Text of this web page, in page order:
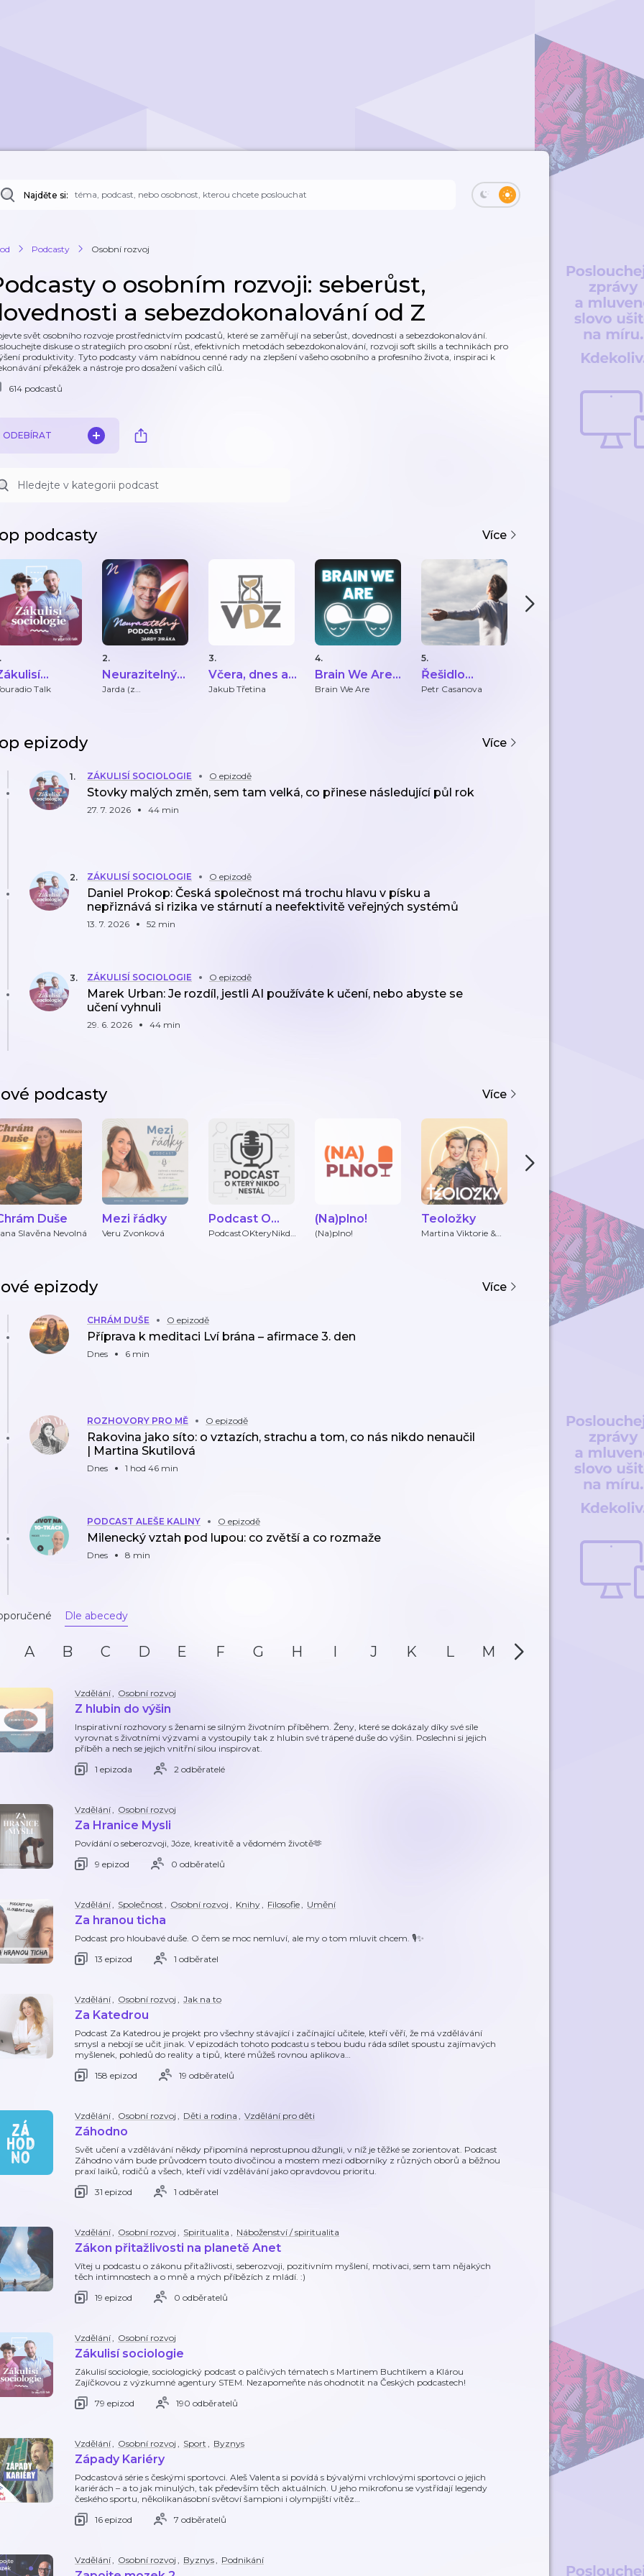
Najděte si:
Podcasty Osobní rozvoj
o osobním rozvoji: seberůst,
a sebezdokonalování od Z
svět osobního rozvoje prostřednictvím podcastů, které se zaměřují na seberůst, dovednosti a sebezdokonalování.
diskuse o strategiích pro osobní růst, efektivních metodách sebezdokonalování, rozvoji soft skills a technikách pro
produktivity. Tyto podcasty vám nabídnou cenné rady na zlepšení vašeho osobního a profesního života, inspiraci k
překážek a nástroje pro dosažení vašich cílů.
614 podcastů
ODEBÍRAT
podcasty Více
Talk
2.
Neurazitelný
podcast Jardy
Jarda (z
3.
Včera, dnes a
zítra
Jakub Třetina
4.
Brain We Are
CZ
Brain We Are
5.
Řešidlo
FirstClass.cz
Petr Casanova
epizody Více
1. ZÁKULISÍ SOCIOLOGIE O epizodě
Stovky malých změn, sem tam velká, co přinese následující půl rok
27. 7. 2026 44 min
2. ZÁKULISÍ SOCIOLOGIE O epizodě
Daniel Prokop: Česká společnost má trochu hlavu v písku a
nepřiznává si rizika ve stárnutí a neefektivitě veřejných systémů
13. 7. 2026 52 min
3. ZÁKULISÍ SOCIOLOGIE O epizodě
Marek Urban: Je rozdíl, jestli AI používáte k učení, nebo abyste se
učení vyhnuli
29. 6. 2026 44 min
podcasty Více
Duše
Slavěna Nevolná
Mezi řádky
Veru Zvonková
Podcast O
Který Nikdo
PodcastOKteryNikdo
(Na)plno!
(Na)plno!
Teoložky
Martina Viktorie &
Zorya Blue:
podcastová
série o
sebevědomí
NAPLNO
Zorya Blue
epizody Více
CHRÁM DUŠE O epizodě
Příprava k meditaci Lví brána – afirmace 3. den
Dnes 6 min
ROZHOVORY PRO MĚ O epizodě
Rakovina jako síto: o vztazích, strachu a tom, co nás nikdo nenaučil
| Martina Skutilová
Dnes 1 hod 46 min
PODCAST ALEŠE KALINY O epizodě
Milenecký vztah pod lupou: co zvětší a co rozmaže
Dnes 8 min
Dle abecedy
A B C D E F G H I J K L M N
Vzdělání, Osobní rozvoj
Z hlubin do výšin
Inspirativní rozhovory s ženami se silným životním příběhem. Ženy, které se dokázaly díky své síle
vyrovnat s životními výzvami a vystoupily tak z hlubin své trápené duše do výšin. Poslechni si jejich
příběh a nech se jejich vnitřní silou inspirovat.
1 epizoda
2 odběratelé
Vzdělání, Osobní rozvoj
Za Hranice Mysli
Povídání o seberozvoji, Józe, kreativitě a vědomém životě🫶
9 epizod
0 odběratelů
Vzdělání, Společnost , Osobní rozvoj , Knihy, Filosofie, Umění
Za hranou ticha
Podcast pro hloubavé duše. O čem se moc nemluví, ale my o tom mluvit chcem. 🎙️✨
13 epizod
1 odběratel
Vzdělání, Osobní rozvoj , Jak na to
Za Katedrou
Podcast Za Katedrou je projekt pro všechny stávající i začínající učitele, kteří věří, že má vzdělávání
smysl a nebojí se učit jinak. V epizodách tohoto podcastu s tebou budu ráda sdílet spoustu zajímavých
myšlenek, pohledů do reality a tipů, které můžeš rovnou aplikova…
158 epizod
19 odběratelů
Vzdělání, Osobní rozvoj , Děti a rodina , Vzdělání pro děti
Záhodno
Svět učení a vzdělávání někdy připomíná neprostupnou džungli, v níž je těžké se zorientovat. Podcast
Záhodno vám bude průvodcem touto divočinou a mostem mezi odborníky z různých oborů a běžnou
praxí laiků, rodičů a všech, kteří vidí vzdělávání jako opravdovou prioritu.
31 epizod
1 odběratel
Vzdělání, Osobní rozvoj , Spiritualita , Náboženství / spiritualita
Zákon přitažlivosti na planetě Anet
Vítej u podcastu o zákonu přitažlivosti, seberozvoji, pozitivním myšlení, motivaci, sem tam nějakých
těch intimnostech a o mně a mých příbězích z mládí. :)
19 epizod
0 odběratelů
Vzdělání, Osobní rozvoj
Zákulisí sociologie
Zákulisí sociologie, sociologický podcast o palčivých tématech s Martinem Buchtíkem a Klárou
Zajíčkovou z výzkumné agentury STEM. Nezapomeňte nás ohodnotit na Českých podcastech!
79 epizod
190 odběratelů
Vzdělání, Osobní rozvoj , Sport , Byznys
Západy Kariéry
Podcastová série s českými sportovci. Aleš Valenta si povídá s bývalými vrchlovými sportovci o jejich
kariérách – a to jak minulých, tak především těch aktuálních. U jeho mikrofonu se vystřídají legendy
českého sportu, několikanásobní světoví šampioni i olympijští vítěz…
16 epizod
7 odběratelů
Vzdělání, Osobní rozvoj , Byznys, Podnikání